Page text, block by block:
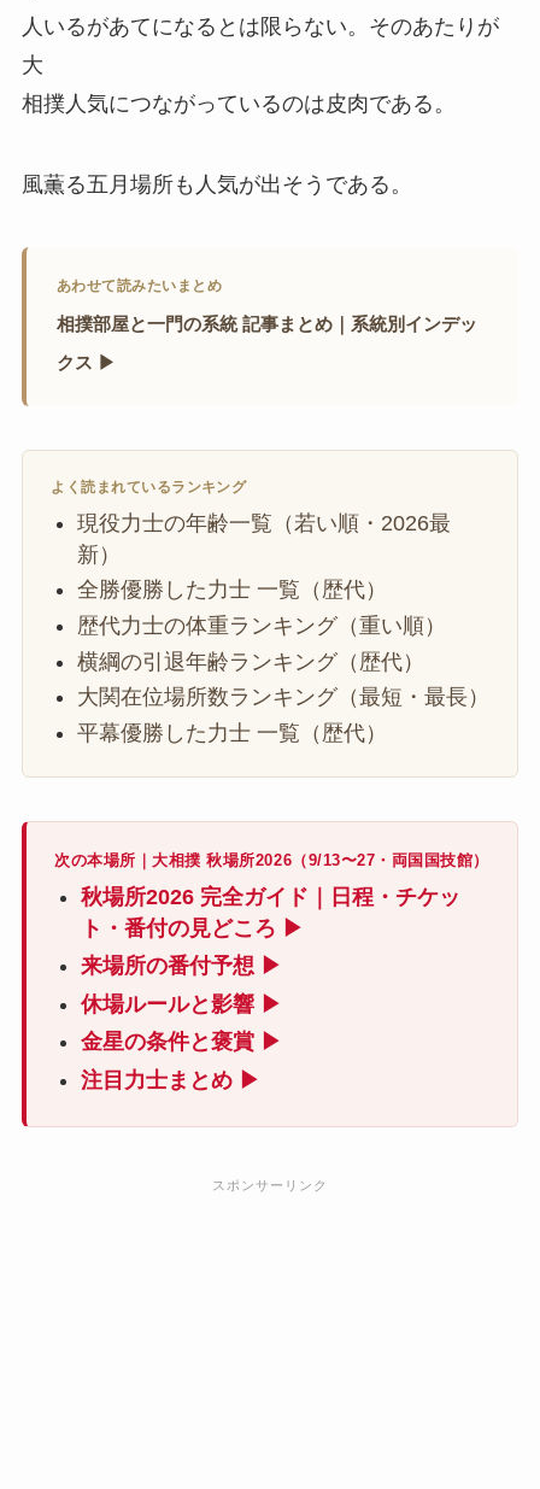
人いるがあてになるとは限らない。そのあたりが
大
相撲人気につながっているのは皮肉である。
風薫る五月場所も人気が出そうである。
あわせて読みたいまとめ
相撲部屋と一門の系統 記事まとめ｜系統別インデッ
クス ▶
よく読まれているランキング
現役力士の年齢一覧（若い順・2026最
新）
全勝優勝した力士 一覧（歴代）
歴代力士の体重ランキング（重い順）
横綱の引退年齢ランキング（歴代）
大関在位場所数ランキング（最短・最長）
平幕優勝した力士 一覧（歴代）
次の本場所｜大相撲 秋場所2026（9/13〜27・両国国技館）
秋場所2026 完全ガイド｜日程・チケッ
ト・番付の見どころ ▶
来場所の番付予想 ▶
休場ルールと影響 ▶
金星の条件と褒賞 ▶
注目力士まとめ ▶
スポンサーリンク